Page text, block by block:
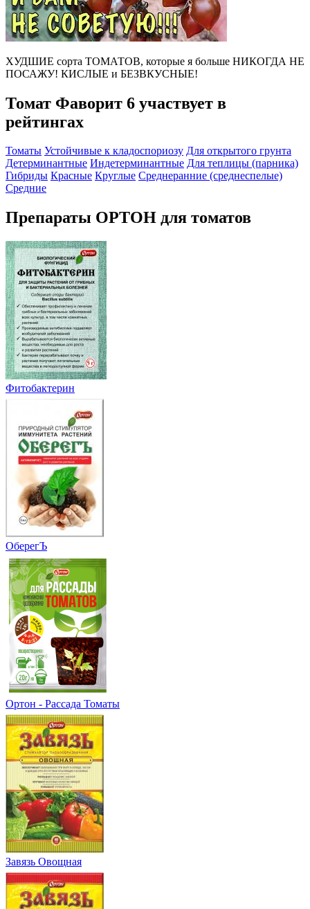
ХУДШИЕ сорта ТОМАТОВ, которые я больше НИКОГДА НЕ
ПОСАЖУ! КИСЛЫЕ и БЕЗВКУСНЫЕ!
Томат Фаворит 6 участвует в
рейтингах
Томаты Устойчивые к кладоспориозу Для открытого грунта
Детерминантные Индетерминантные Для теплицы (парника)
Гибриды Красные Круглые Среднеранние (среднеспелые)
Средние
Препараты ОРТОН для томатов
Фитобактерин
ОберегЪ
Ортон - Рассада Томаты
Завязь Овощная